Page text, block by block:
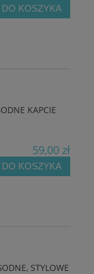
DO KOSZYKA
KAPCIE
59,00 zł
DO KOSZYKA
STYLOWE